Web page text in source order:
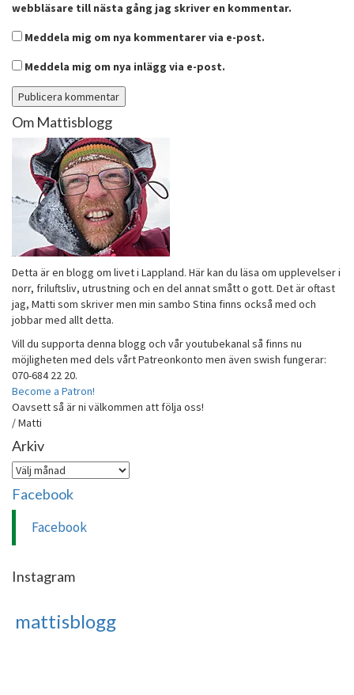
webbläsare till nästa gång jag skriver en kommentar.
Meddela mig om nya kommentarer via e-post.
Meddela mig om nya inlägg via e-post.
Om Mattisblogg
Detta är en blogg om livet i Lappland. Här kan du läsa om upplevelser i
norr, friluftsliv, utrustning och en del annat smått o gott. Det är oftast
jag, Matti som skriver men min sambo Stina finns också med och
jobbar med allt detta.
Vill du supporta denna blogg och vår youtubekanal så finns nu
möjligheten med dels vårt Patreonkonto men även swish fungerar:
070-684 22 20.
Become a Patron!
Oavsett så är ni välkommen att följa oss!
/ Matti
Arkiv
Arkiv
Facebook
Facebook
Instagram
mattisblogg